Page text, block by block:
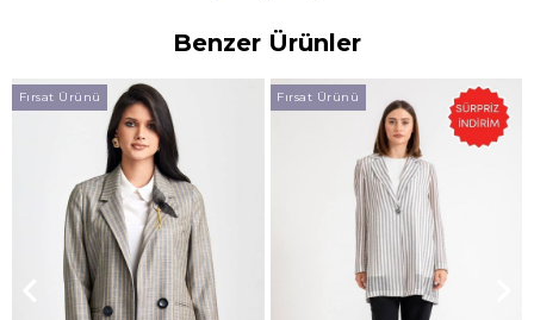
Benzer Ürünler
Fırsat Ürünü Fırsat Ürünü